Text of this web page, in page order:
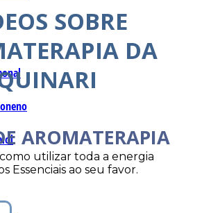
SOBRE
DA
AROMATERAPIA
utilizar toda a energia
Essenciais ao seu favor.